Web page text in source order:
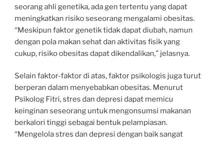
seorang ahli genetika, ada gen tertentu yang dapat
meningkatkan risiko seseorang mengalami obesitas.
“Meskipun faktor genetik tidak dapat diubah, namun
dengan pola makan sehat dan aktivitas fisik yang
cukup, risiko obesitas dapat dikendalikan,” jelasnya.
Selain faktor-faktor di atas, faktor psikologis juga turut
berperan dalam menyebabkan obesitas. Menurut
Psikolog Fitri, stres dan depresi dapat memicu
keinginan seseorang untuk mengonsumsi makanan
berkalori tinggi sebagai bentuk pelampiasan.
“Mengelola stres dan depresi dengan baik sangat